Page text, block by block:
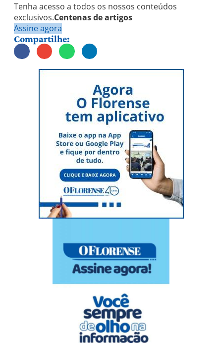
Tenha acesso a todos os nossos conteúdos
exclusivos.Centenas de artigos
Assine agora
Compartilhe: